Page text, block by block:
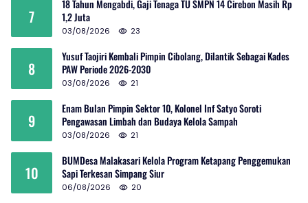
7
18 Tahun Mengabdi, Gaji Tenaga TU SMPN 14 Cirebon Masih Rp
1,2 Juta
03/08/2026 23
8
Yusuf Taojiri Kembali Pimpin Cibolang, Dilantik Sebagai Kades
PAW Periode 2026-2030
03/08/2026 21
9
Enam Bulan Pimpin Sektor 10, Kolonel Inf Satyo Soroti
Pengawasan Limbah dan Budaya Kelola Sampah
03/08/2026 21
10
BUMDesa Malakasari Kelola Program Ketapang Penggemukan
Sapi Terkesan Simpang Siur
06/08/2026 20